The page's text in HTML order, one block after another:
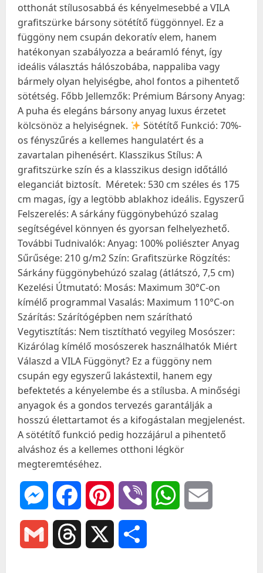
otthonát stílusosabbá és kényelmesebbé a VILA
grafitszürke bársony sötétítő függönnyel. Ez a
függöny nem csupán dekoratív elem, hanem
hatékonyan szabályozza a beáramló fényt, így
ideális választás hálószobába, nappaliba vagy
bármely olyan helyiségbe, ahol fontos a pihentető
sötétség. Főbb Jellemzők: Prémium Bársony Anyag:
A puha és elegáns bársony anyag luxus érzetet
kölcsönöz a helyiségnek.
Sötétítő Funkció: 70%-
os fényszűrés a kellemes hangulatért és a
zavartalan pihenésért. Klasszikus Stílus: A
grafitszürke szín és a klasszikus design időtálló
eleganciát biztosít. Méretek: 530 cm széles és 175
cm magas, így a legtöbb ablakhoz ideális. Egyszerű
Felszerelés: A sárkány függönybehúzó szalag
segítségével könnyen és gyorsan felhelyezhető.
További Tudnivalók: Anyag: 100% poliészter Anyag
Sűrűsége: 210 g/m2 Szín: Grafitszürke Rögzítés:
Sárkány függönybehúzó szalag (átlátszó, 7,5 cm)
Kezelési Útmutató: Mosás: Maximum 30°C-on
kímélő programmal Vasalás: Maximum 110°C-on
Szárítás: Szárítógépben nem szárítható
Vegytisztítás: Nem tisztítható vegyileg Mosószer:
Kizárólag kímélő mosószerek használhatók Miért
Válaszd a VILA Függönyt? Ez a függöny nem
csupán egy egyszerű lakástextil, hanem egy
befektetés a kényelembe és a stílusba. A minőségi
anyagok és a gondos tervezés garantálják a
hosszú élettartamot és a kifogástalan megjelenést.
A sötétítő funkció pedig hozzájárul a pihentető
alváshoz és a kellemes otthoni légkör
megteremtéséhez.
MessengerFacebookPinterest Viber WhatsApp
Gmail Threads